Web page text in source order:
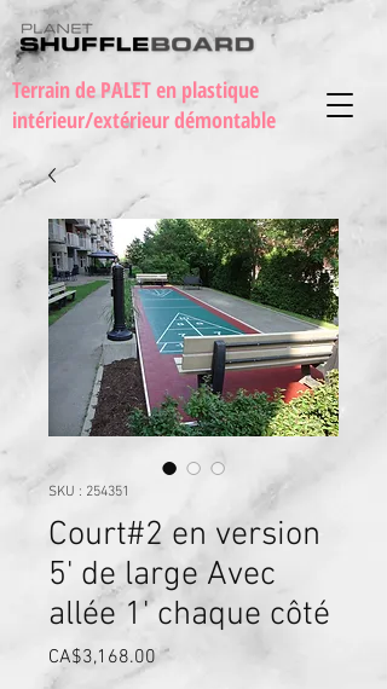
Terrain de PALET en plastique
intérieur/extérieur démontable
SKU : 254351
Court#2 en version
5' de large Avec
allée 1' chaque côté
CA$3,168.00 Prix